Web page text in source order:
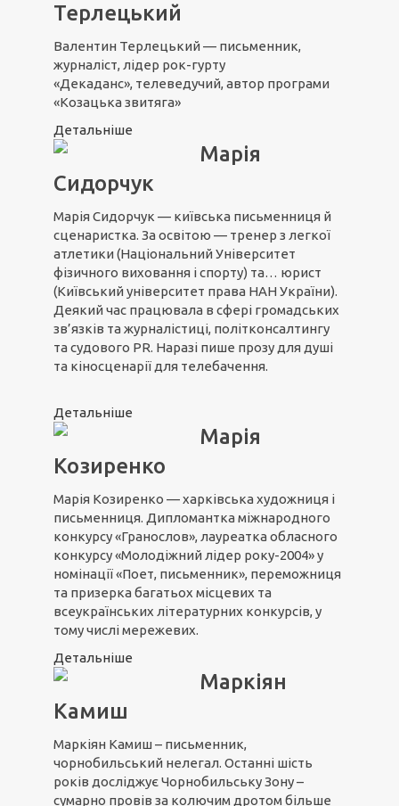
Терлецький
Валентин Терлецький — письменник,
журналіст, лідер рок-гурту
«Декаданс», телеведучий, автор програми
«Козацька звитяга»
Детальніше
Марія
Сидорчук
Марія Сидорчук — київська письменниця й
сценаристка. За освітою — тренер з легкої
атлетики (Національний Університет
фізичного виховання і спорту) та… юрист
(Київський університет права НАН України).
Деякий час працювала в сфері громадських
зв’язків та журналістиці, політконсалтингу
та судового PR. Наразі пише прозу для душі
та кіносценарії для телебачення.
Детальніше
Марія
Козиренко
Марія Козиренко — харківська художниця і
письменниця. Дипломантка міжнародного
конкурсу «Гранослов», лауреатка обласного
конкурсу «Молодіжний лідер року-2004» у
номінації «Поет, письменник», переможниця
та призерка багатьох місцевих та
всеукраїнських літературних конкурсів, у
тому числі мережевих.
Детальніше
Маркіян
Камиш
Маркіян Камиш – письменник,
чорнобильський нелегал. Останні шість
років досліджує Чорнобильську Зону –
сумарно провів за колючим дротом більше